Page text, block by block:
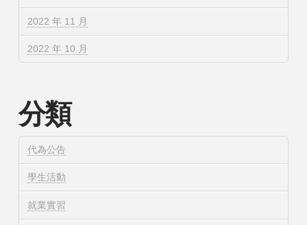
2022 年 11 月
2022 年 10 月
分類
代為公告
學生活動
就業實習